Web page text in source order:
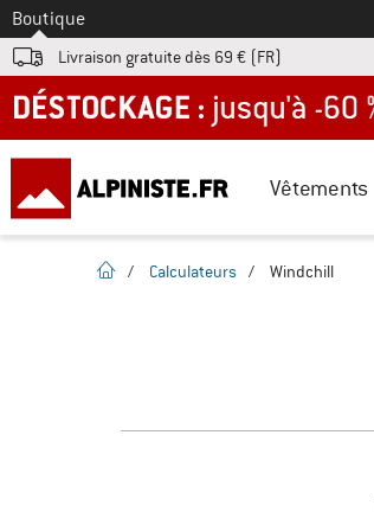
Vers le
Boutique
Livraison gratuite dès 69 € (FR)
DÉSTOCKAGE : jusqu'à -60 %
Vêtements
Page d'accueil
/ Calculateurs / Windchill